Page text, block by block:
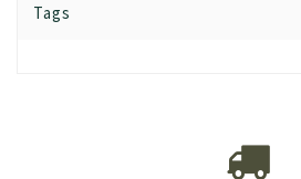
Tags